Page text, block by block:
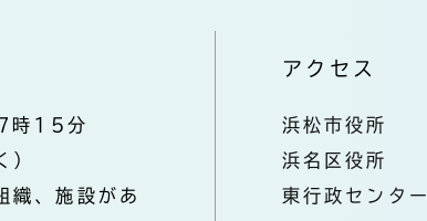
時15分
）
織、施設があ
アクセス
浜松市役所
浜名区役所
東行政センター